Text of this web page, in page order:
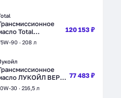
л (201274)
Total
Axle 8
(201272)
90 · 208 л
120 153 ₽
ЛУКОЙЛ ВЕРСО
30,
полусинтетическое,
30 · 216,5 л
77 483 ₽